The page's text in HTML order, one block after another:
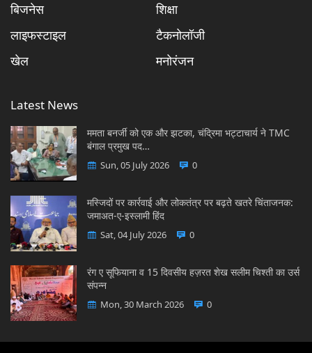
बिजनेस
शिक्षा
लाइफस्टाइल
टैकनोलॉजी
खेल
मनोरंजन
Latest News
ममता बनर्जी को एक और झटका, चंद्रिमा भट्टाचार्य ने TMC
बंगाल प्रमुख पद…
Sun, 05 July 2026 0
मस्जिदों पर कार्रवाई और लोकतंत्र पर बढ़ते खतरे चिंताजनक:
जमाअत-ए-इस्लामी हिंद
Sat, 04 July 2026 0
रंग ए सूफियाना व 15 दिवसीय हज़रत शेख सलीम चिश्ती का उर्स
संपन्न
Mon, 30 March 2026 0